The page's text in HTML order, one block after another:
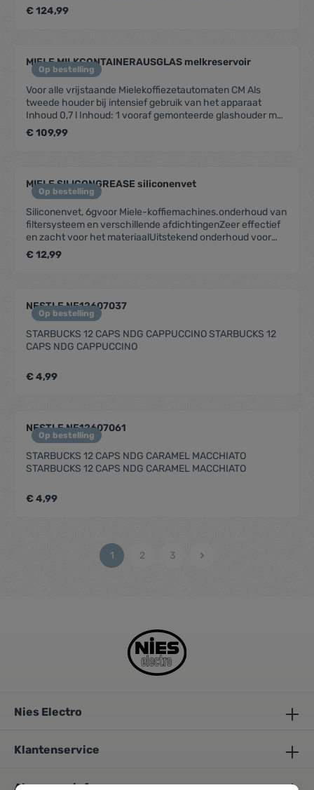
het apparaatInhoud 0,7 lInhoud: 1 vooraf gemonteerde
glashouder met deksel incl. lans
€ 124,99
Op bestelling
MIELE MILKCONTAINERAUSGLAS melkreservoir
Voor alle vrijstaande Mielekoffiezetautomaten CM Als
tweede houder bij intensief gebruik van het apparaat
Inhoud 0,7 l Inhoud: 1 vooraf gemonteerde glashouder met
deksel incl. lans
€ 109,99
Op bestelling
MIELE SILICONGREASE siliconenvet
Siliconenvet, 6gvoor Miele-koffiemachines.onderhoud van
filtersysteem en verschillende afdichtingenZeer effectief
en zacht voor het materiaalUitstekend onderhoud voor
vele jaren gebruiksplezier
€ 12,99
Op bestelling
NESTLE NE12607037
STARBUCKS 12 CAPS NDG CAPPUCCINO STARBUCKS 12
CAPS NDG CAPPUCCINO
€ 4,99
Op bestelling
NESTLE NE12607061
STARBUCKS 12 CAPS NDG CARAMEL MACCHIATO
STARBUCKS 12 CAPS NDG CARAMEL MACCHIATO
€ 4,99
1 2 3
Nies Electro
Klantenservice
Algemene info